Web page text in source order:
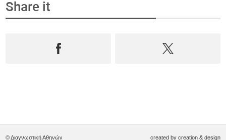
Βήμα 1
Share it
© Διαγνωστική Αθηνών created by creation & design